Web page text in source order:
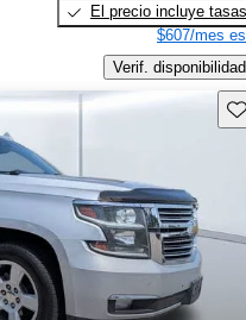
El precio incluye tasas
$607/mes
Verif. disponibilidad